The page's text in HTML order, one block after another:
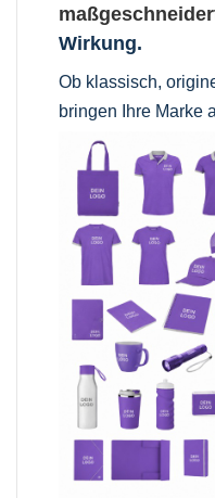
Wirkung.
Ob klassisch,
bringen Ihre Marke